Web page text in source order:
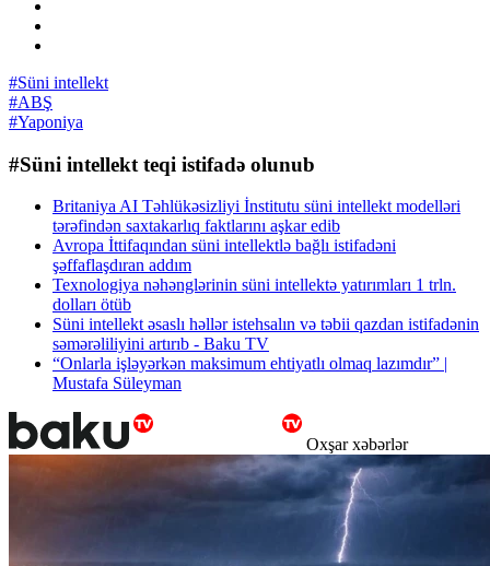
#Süni intellekt
#ABŞ
#Yaponiya
#Süni intellekt teqi istifadə olunub
Britaniya AI Təhlükəsizliyi İnstitutu süni intellekt modelləri
tərəfindən saxtakarlıq faktlarını aşkar edib
Avropa İttifaqından süni intellektlə bağlı istifadəni
şəffaflaşdıran addım
Texnologiya nəhənglərinin süni intellektə yatırımları 1 trln.
dolları ötüb
Süni intellekt əsaslı həllər istehsalın və təbii qazdan istifadənin
səmərəliliyini artırıb - Baku TV
“Onlarla işləyərkən maksimum ehtiyatlı olmaq lazımdır” |
Mustafa Süleyman
Oxşar xəbərlər